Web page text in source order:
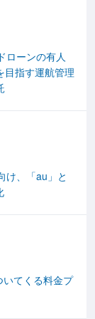
ローンの有人
目指す運航管理
け、「au」と
てくる料金プ